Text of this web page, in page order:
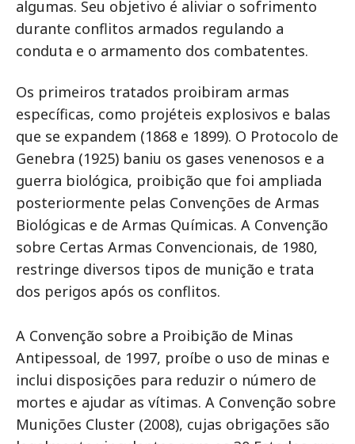
algumas. Seu objetivo é aliviar o sofrimento
durante conflitos armados regulando a
conduta e o armamento dos combatentes.
Os primeiros tratados proibiram armas
específicas, como projéteis explosivos e balas
que se expandem (1868 e 1899). O Protocolo de
Genebra (1925) baniu os gases venenosos e a
guerra biológica, proibição que foi ampliada
posteriormente pelas Convenções de Armas
Biológicas e de Armas Químicas. A Convenção
sobre Certas Armas Convencionais, de 1980,
restringe diversos tipos de munição e trata
dos perigos após os conflitos.
A Convenção sobre a Proibição de Minas
Antipessoal, de 1997, proíbe o uso de minas e
inclui disposições para reduzir o número de
mortes e ajudar as vítimas. A Convenção sobre
Munições Cluster (2008), cujas obrigações são